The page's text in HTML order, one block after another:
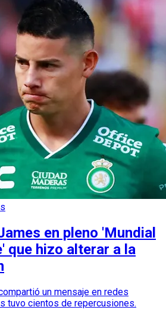
en pleno 'Mundial
que hizo alterar a la
un mensaje en redes
tuvo cientos de repercusiones.